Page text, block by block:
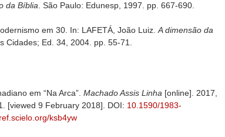
da Bíblia . São Paulo: Edunesp, 1997. pp. 667-690.
em 30. In: LAFETÁ, João Luiz. A dimensão da
Cidades; Ed. 34, 2004. pp. 55-71.
em “Na Arca”. Machado Assis Linha [online]. 2017,
[viewed 9 February 2018]. DOI: 10.1590/1983-
ksb4yw